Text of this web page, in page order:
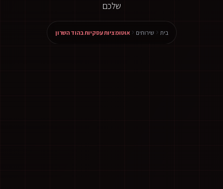
שלכם
בית שירותים אוטומציות עסקיות בהוד השרון